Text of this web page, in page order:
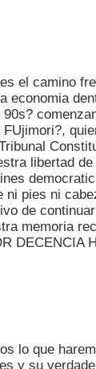
el camino
economia
libertad
pies ni
de
memoria
DECENCIA
lo que
y su